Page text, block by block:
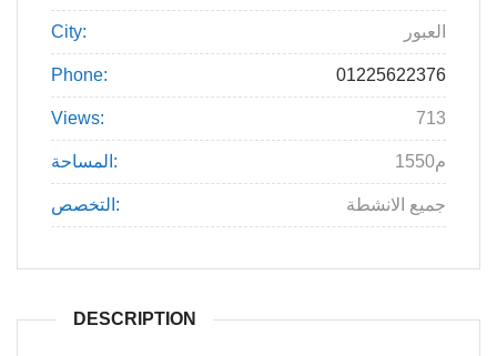
City: العبور
Phone: 01225622376
Views: 713
المساحة: 1550م
التخصص: جميع الانشطة
DESCRIPTION